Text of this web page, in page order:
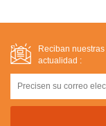
Reciban
actualidad :